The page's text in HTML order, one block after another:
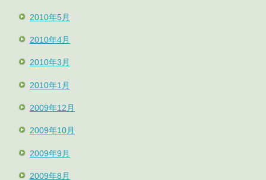
2010年5月
2010年4月
2010年3月
2010年1月
2009年12月
2009年10月
2009年9月
2009年8月